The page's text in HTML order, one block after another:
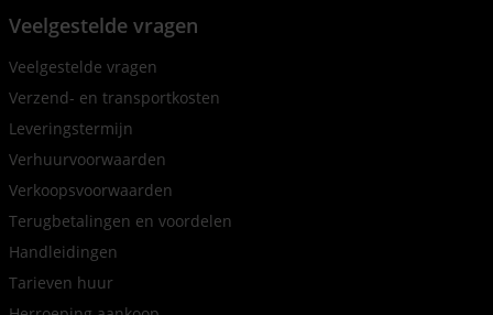
Veelgestelde vragen
Veelgestelde vragen
Verzend- en transportkosten
Leveringstermijn
Verhuurvoorwaarden
Verkoopsvoorwaarden
Terugbetalingen en voordelen
Handleidingen
Tarieven huur